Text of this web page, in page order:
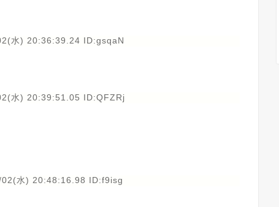
水) 20:36:39.24 ID:gsqaN
水) 20:39:51.05 ID:QFZRj
水) 20:48:16.98 ID:f9isg